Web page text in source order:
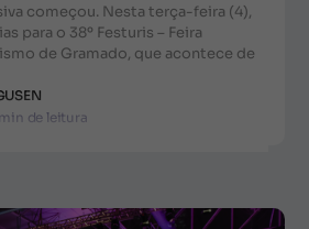
começou. Nesta terça-feira (4),
para o 38º Festuris – Feira
de Gramado, que acontece de
min de leitura